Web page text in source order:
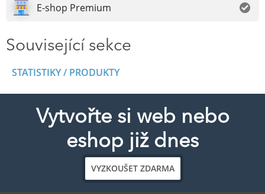
E-shop Premium
Související sekce
STATISTIKY / PRODUKTY
Vytvořte si web nebo
eshop již dnes
VYZKOUŠET ZDARMA